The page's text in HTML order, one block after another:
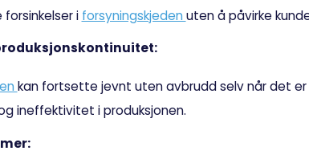
i forsyningskjedenuten å påvirke
kan fortsette jevnt uten avbrudd selv når det
ineffektivitet i produksjonen.